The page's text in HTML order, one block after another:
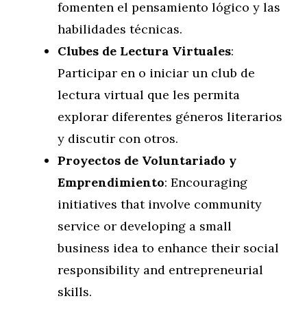
fomenten el pensamiento lógico y las
habilidades técnicas.
Clubes de Lectura Virtuales:
Participar en o iniciar un club de
lectura virtual que les permita
explorar diferentes géneros literarios
y discutir con otros.
Proyectos de Voluntariado y
Emprendimiento: Encouraging
initiatives that involve community
service or developing a small
business idea to enhance their social
responsibility and entrepreneurial
skills.